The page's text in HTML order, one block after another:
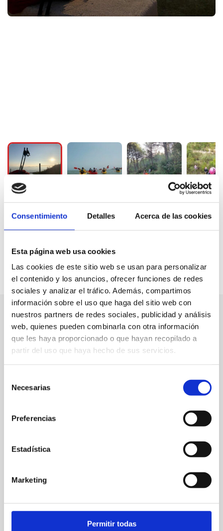
Consentimiento Detalles Acerca de las cookies
Esta página web usa cookies
Las cookies de este sitio web se usan para personalizar
el contenido y los anuncios, ofrecer funciones de redes
sociales y analizar el tráfico. Además, compartimos
información sobre el uso que haga del sitio web con
nuestros partners de redes sociales, publicidad y análisis
web, quienes pueden combinarla con otra información
que les haya proporcionado o que hayan recopilado a
partir del uso que haya hecho de sus servicios.
Necesarias
Preferencias
Estadística
Marketing
Permitir todas
Av. de Gandia, 2
hola@fernandosendra.es